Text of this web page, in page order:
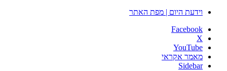
וידעת היום | מפת האתר
Facebook
X
YouTube
מאמר אקראי
Sidebar